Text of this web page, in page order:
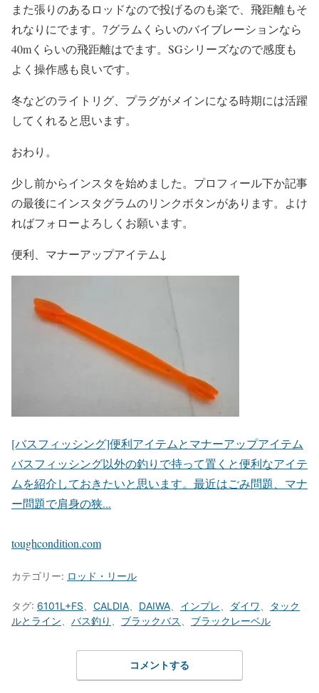
また張りのあるロッドなので投げるのも楽で、飛距離もそ
れなりにでます。7グラムくらいのバイブレーションなら
40mくらいの飛距離はでます。SGシリーズなので感度も
よく操作感も良いです。
冬などのライトリグ、プラグがメインになる時期には活躍
してくれると思います。
おわり。
少し前からインスタを始めました。プロフィール下か記事
の最後にインスタグラムのリンクボタンがあります。よけ
ればフォローよろしくお願います。
便利、マナーアップアイテム↓
[バスフィッシング]便利アイテムとマナーアップアイテム
バスフィッシング以外の釣りで持って置くと便利なアイテ
ムを紹介しておきたいと思います。最近はごみ問題、マナ
ー問題で肩身の狭...
toughcondition.com
カテゴリー: ロッド・リール
タグ: 6101L+FS CALDIA DAIWA インプレ ダイワ
タック
ルとライン
バス釣り ブラックバス ブラックレーベル
コメントする